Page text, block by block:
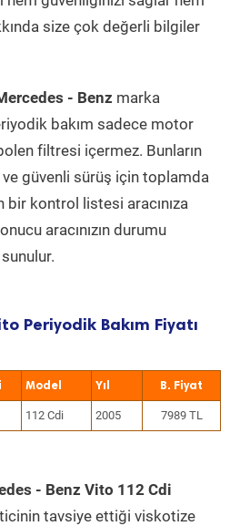
size çok değerli bilgiler
- Benz marka
bakım sadece motor
filtresi içermez. Bunların
ve güvenli sürüş için toplamda
kontrol listesi aracınıza
aracınızın durumu
Periyodik Bakım Fiyatı
Model Yıl
112 Cdi 2005 7989 TL
- Benz Vito 112 Cdi
tavsiye ettiği viskotize